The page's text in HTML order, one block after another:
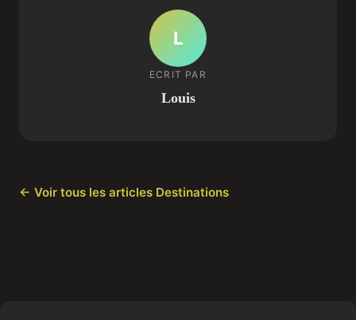
L
ECRIT PAR
Louis
← Voir tous les articles Destinations